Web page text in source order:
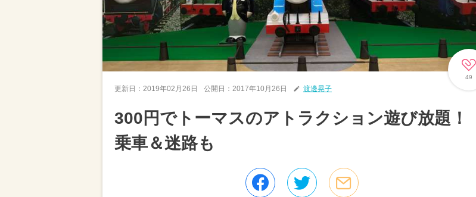
49
更新日： 2019年02月26日 公開日： 2017年10月26日 渡邊晃子
300円でトーマスのアトラクション遊び放題！
乗車＆迷路も